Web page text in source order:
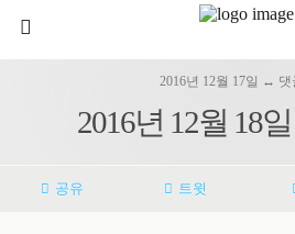
2016년 12월 17일 ↔ 댓
2016년 12월 18
공유 트윗